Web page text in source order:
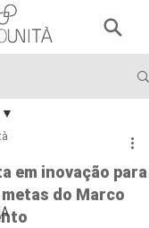
em inovação para
do Marco